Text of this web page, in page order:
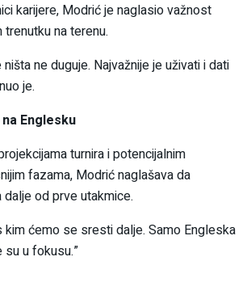
karijere, Modrić je naglasio važnost
na terenu.
ne duguje. Najvažnije je uživati i dati
je.
Englesku
turnira i potencijalnim
fazama, Modrić naglašava da
od prve utakmice.
kim ćemo se sresti dalje. Samo Engleska
u fokusu.”